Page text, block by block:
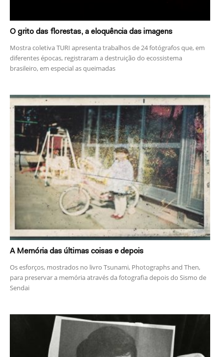
O grito das florestas, a eloquência das imagens
Mostra coletiva TURI apresenta trabalhos de 24 fotógrafos que, em
diferentes épocas, registraram a destruição do ecossistema
brasileiro, em especial as queimadas
A Memória das últimas coisas e depois
Os esforços, mostrados no livro Tsunami, Photographs and Then,
para preservar a memória através da fotografia depois do Sismo de
Sendai